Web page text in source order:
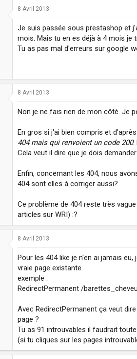
8 Avril 2013
Je suis passée sous prestashop et
mois. Mais tu en es déjà à 4 mois je
Tu as pas mal d'erreurs sur google
8 Avril 2013
Non je ne fais rien de mon côté. Je
En gros si j'ai bien compris et
404 mais qui renvoient un code 200.
Cela veut il dire que je dois
Enfin, concernant les 404, nous
404 sont elles à corriger aussi?
Ce problème de 404 reste très
articles sur WRI) :?
8 Avril 2013
Pour les 404 like je n'en ai jamais
vraie page existante.
exemple :
RedirectPermanent /
Avec RedirectPermanent ça veut
page ?
Tu as 91 introuvables il faudrait
(si tu cliques sur les pages